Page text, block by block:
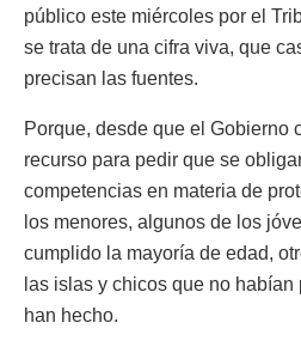
público este miércoles por el
se trata de una cifra viva, que
precisan las fuentes.
Porque, desde que el Gobierno
recurso para pedir que se
competencias en materia de
los menores, algunos de los
cumplido la mayoría de edad,
las islas y chicos que no
han hecho.